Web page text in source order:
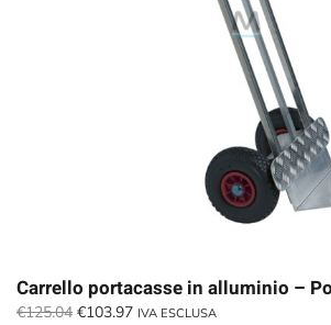
Carrello portacasse in alluminio –
€125.04 Il
€103.97IlIVA ESCLUSA